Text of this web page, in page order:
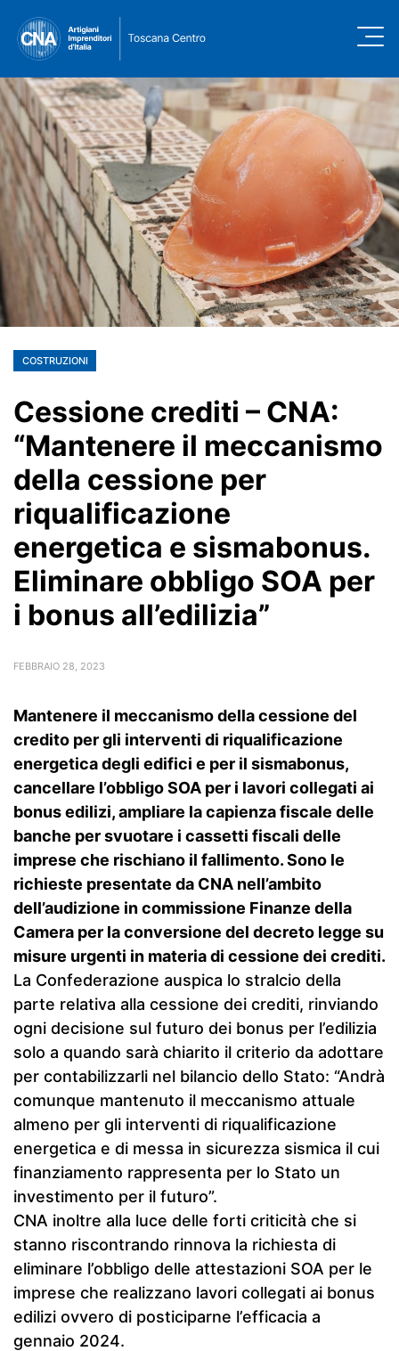
COSTRUZIONI
Cessione crediti – CNA:
“Mantenere il meccanismo
della cessione per
riqualificazione
energetica e sismabonus.
Eliminare obbligo SOA per
i bonus all’edilizia”
FEBBRAIO 28, 2023
Mantenere il meccanismo della cessione del
credito per gli interventi di riqualificazione
energetica degli edifici e per il sismabonus,
cancellare l’obbligo SOA per i lavori collegati ai
bonus edilizi, ampliare la capienza fiscale delle
banche per svuotare i cassetti fiscali delle
imprese che rischiano il fallimento. Sono le
richieste presentate da CNA nell’ambito
dell’audizione in commissione Finanze della
Camera per la conversione del decreto legge su
misure urgenti in materia di cessione dei crediti.
La Confederazione auspica lo stralcio della
parte relativa alla cessione dei crediti, rinviando
ogni decisione sul futuro dei bonus per l’edilizia
solo a quando sarà chiarito il criterio da adottare
per contabilizzarli nel bilancio dello Stato: “Andrà
comunque mantenuto il meccanismo attuale
almeno per gli interventi di riqualificazione
energetica e di messa in sicurezza sismica il cui
finanziamento rappresenta per lo Stato un
investimento per il futuro”.
CNA inoltre alla luce delle forti criticità che si
stanno riscontrando rinnova la richiesta di
eliminare l’obbligo delle attestazioni SOA per le
imprese che realizzano lavori collegati ai bonus
edilizi ovvero di posticiparne l’efficacia a
gennaio 2024.